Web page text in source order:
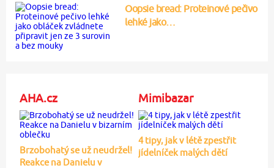
Oopsie bread: Proteinové pečivo
lehké jako…
AHA.cz
Brzobohatý se už neudržel!
Reakce na Danielu v
Mimibazar
4 tipy, jak v létě zpestřit
jídelníček malých dětí